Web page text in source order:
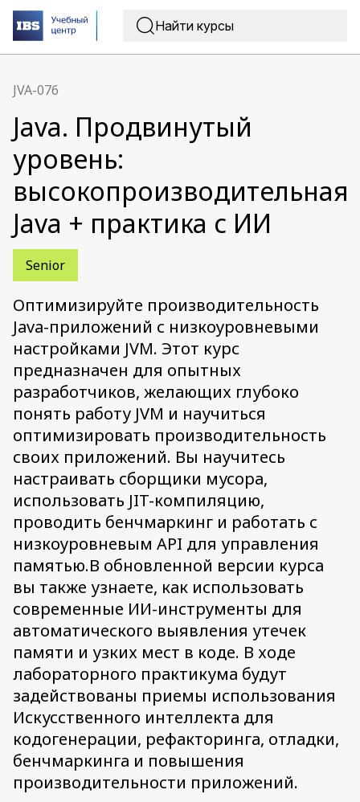
JVA-076
Java. Продвинутый
уровень:
высокопроизводительная
Java + практика с ИИ
Senior
Оптимизируйте производительность
Java-приложений с низкоуровневыми
настройками JVM. Этот курс
предназначен для опытных
разработчиков, желающих глубоко
понять работу JVM и научиться
оптимизировать производительность
своих приложений. Вы научитесь
настраивать сборщики мусора,
использовать JIT-компиляцию,
проводить бенчмаркинг и работать с
низкоуровневым API для управления
памятью.В обновленной версии курса
вы также узнаете, как использовать
современные ИИ-инструменты для
автоматического выявления утечек
памяти и узких мест в коде. В ходе
лабораторного практикума будут
задействованы приемы использования
Искусственного интеллекта для
кодогенерации, рефакторинга, отладки,
бенчмаркинга и повышения
производительности приложений.